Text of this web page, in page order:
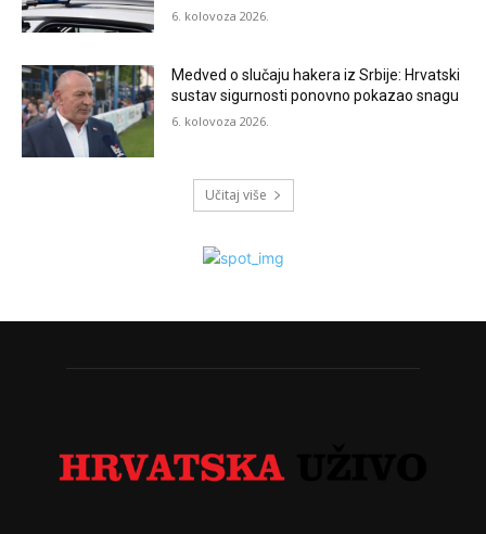
6. kolovoza 2026.
Medved o slučaju hakera iz Srbije: Hrvatski
sustav sigurnosti ponovno pokazao snagu
6. kolovoza 2026.
Učitaj više